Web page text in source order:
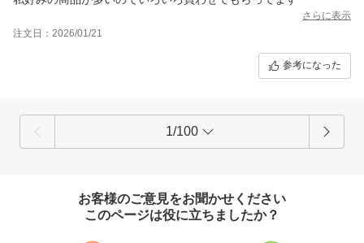
さらに表示
注文日：2026/01/21
参考になった
1/100
お客様のご意見をお聞かせください
このページは役に立ちましたか？